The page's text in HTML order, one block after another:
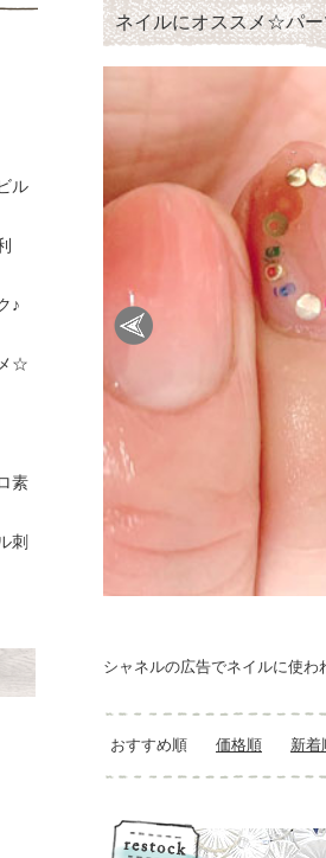
ネイルにオススメ☆パ
シャネルの広告でネイルに使
おすすめ順 価格順 新着
ル
♪
☆
素
刺